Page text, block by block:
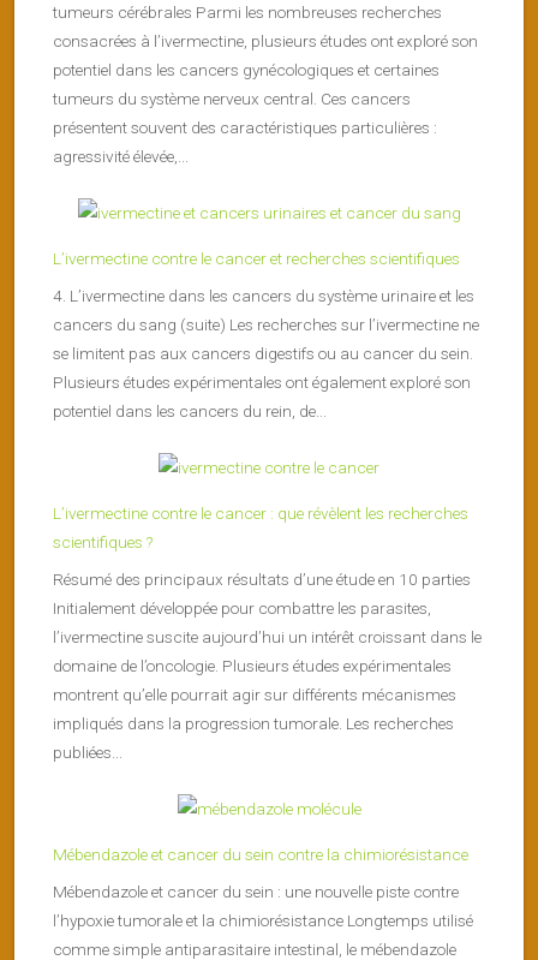
tumeurs cérébrales Parmi les nombreuses recherches
consacrées à l’ivermectine, plusieurs études ont exploré son
potentiel dans les cancers gynécologiques et certaines
tumeurs du système nerveux central. Ces cancers
présentent souvent des caractéristiques particulières :
agressivité élevée,...
L’ivermectine contre le cancer et recherches scientifiques
4. L’ivermectine dans les cancers du système urinaire et les
cancers du sang (suite) Les recherches sur l’ivermectine ne
se limitent pas aux cancers digestifs ou au cancer du sein.
Plusieurs études expérimentales ont également exploré son
potentiel dans les cancers du rein, de...
L’ivermectine contre le cancer : que révèlent les recherches
scientifiques ?
Résumé des principaux résultats d’une étude en 10 parties
Initialement développée pour combattre les parasites,
l’ivermectine suscite aujourd’hui un intérêt croissant dans le
domaine de l’oncologie. Plusieurs études expérimentales
montrent qu’elle pourrait agir sur différents mécanismes
impliqués dans la progression tumorale. Les recherches
publiées...
Mébendazole et cancer du sein contre la chimiorésistance
Mébendazole et cancer du sein : une nouvelle piste contre
l’hypoxie tumorale et la chimiorésistance Longtemps utilisé
comme simple antiparasitaire intestinal, le mébendazole